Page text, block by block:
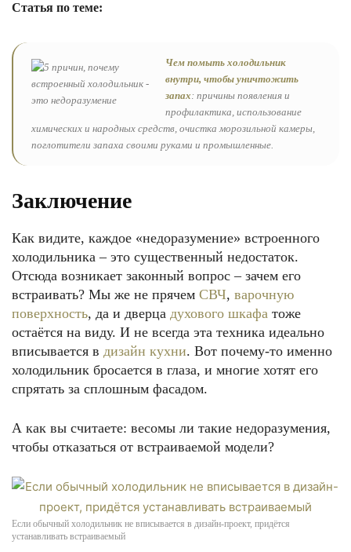
Статья по теме:
Чем помыть холодильник
внутри, чтобы уничтожить
запах: причины появления и
профилактика, использование
химических и народных средств, очистка морозильной камеры,
поглотители запаха своими руками и промышленные.
Заключение
Как видите, каждое «недоразумение» встроенного
холодильника – это существенный недостаток.
Отсюда возникает законный вопрос – зачем его
встраивать? Мы же не прячем СВЧ, варочную
поверхность, да и дверца духового шкафа тоже
остаётся на виду. И не всегда эта техника идеально
вписывается в дизайн кухни. Вот почему-то именно
холодильник бросается в глаза, и многие хотят его
спрятать за сплошным фасадом.
А как вы считаете: весомы ли такие недоразумения,
чтобы отказаться от встраиваемой модели?
Если обычный холодильник не вписывается в дизайн-проект, придётся
устанавливать встраиваемый